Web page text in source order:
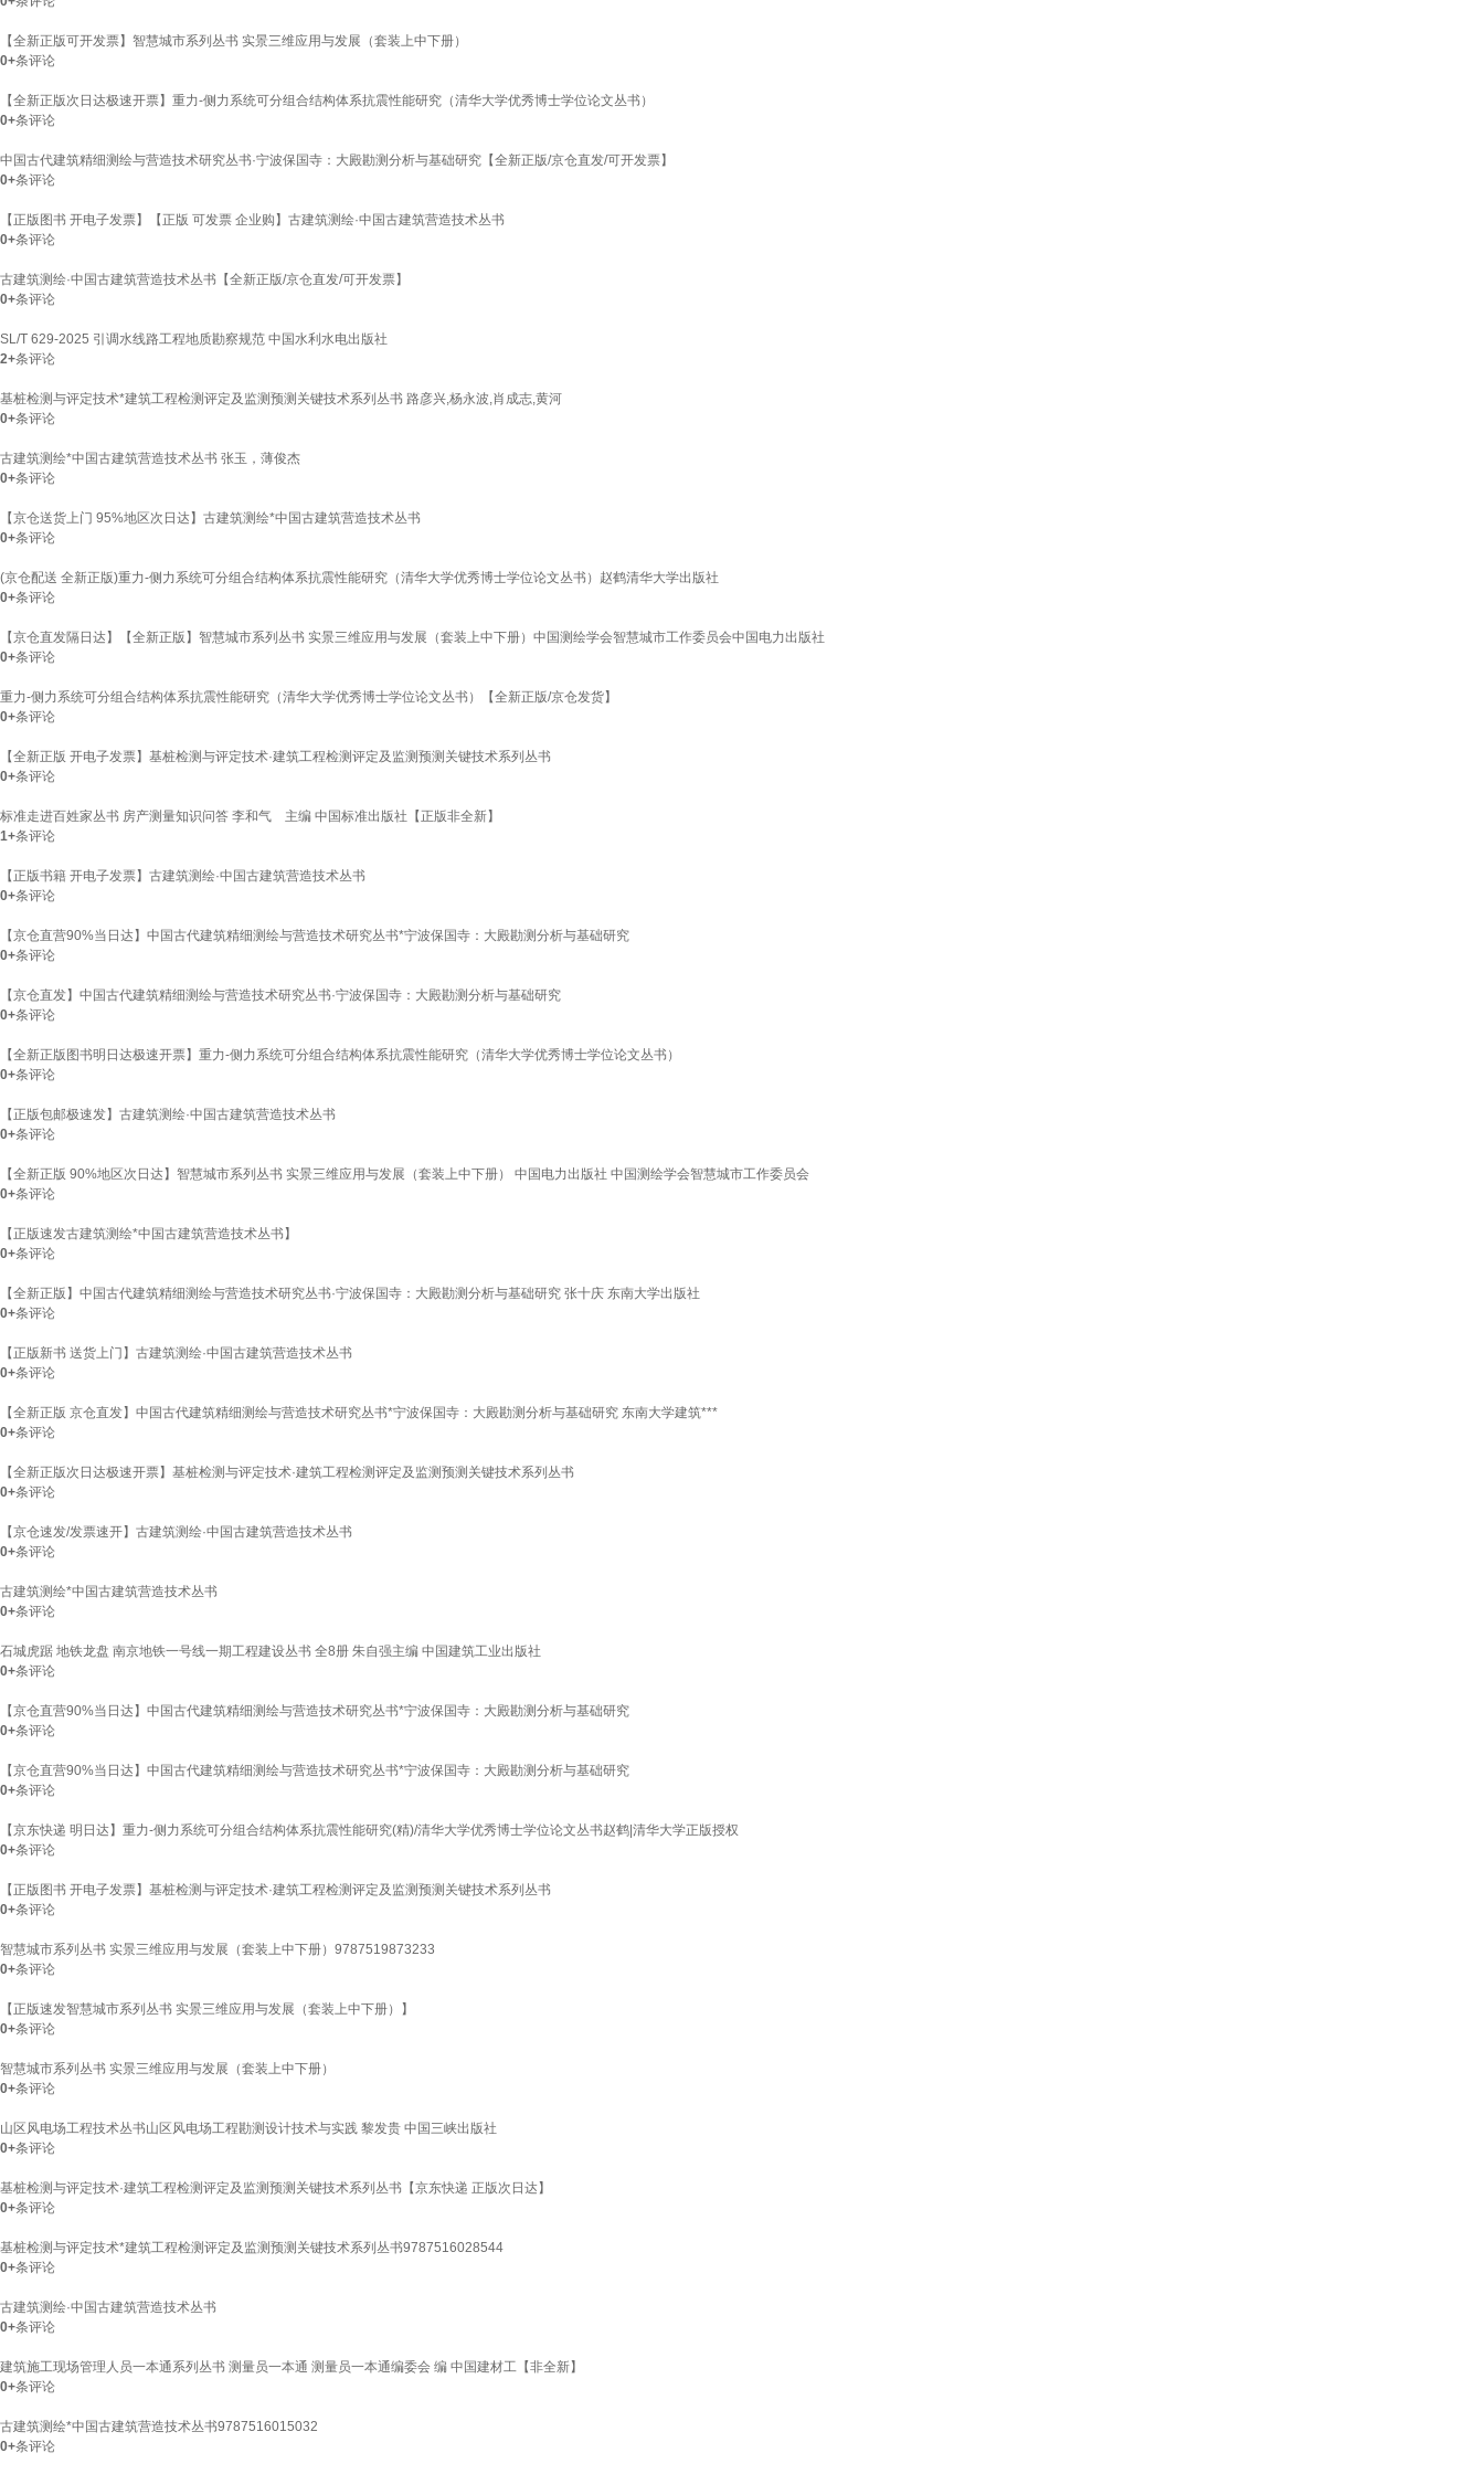
【全新正版可开发票】智慧城市系列丛书 实景三维应用与发展（套装上中下册）
0+条评论
【全新正版次日达极速开票】重力-侧力系统可分组合结构体系抗震性能研究（清华大学优秀博士学位论文丛书）
0+条评论
中国古代建筑精细测绘与营造技术研究丛书·宁波保国寺：大殿勘测分析与基础研究【全新正版/京仓直发/可开发票】
0+条评论
【正版图书 开电子发票】【正版 可发票 企业购】古建筑测绘·中国古建筑营造技术丛书
0+条评论
古建筑测绘·中国古建筑营造技术丛书【全新正版/京仓直发/可开发票】
0+条评论
SL/T 629-2025 引调水线路工程地质勘察规范 中国水利水电出版社
2+条评论
基桩检测与评定技术*建筑工程检测评定及监测预测关键技术系列丛书 路彦兴,杨永波,肖成志,黄河
0+条评论
古建筑测绘*中国古建筑营造技术丛书 张玉，薄俊杰
0+条评论
【京仓送货上门 95%地区次日达】古建筑测绘*中国古建筑营造技术丛书
0+条评论
(京仓配送 全新正版)重力-侧力系统可分组合结构体系抗震性能研究（清华大学优秀博士学位论文丛书）赵鹤清华大学出版社
0+条评论
【京仓直发隔日达】【全新正版】智慧城市系列丛书 实景三维应用与发展（套装上中下册）中国测绘学会智慧城市工作委员会中国电力出版社
0+条评论
重力-侧力系统可分组合结构体系抗震性能研究（清华大学优秀博士学位论文丛书）【全新正版/京仓发货】
0+条评论
【全新正版 开电子发票】基桩检测与评定技术·建筑工程检测评定及监测预测关键技术系列丛书
0+条评论
标准走进百姓家丛书 房产测量知识问答 李和气 主编 中国标准出版社【正版非全新】
1+条评论
【正版书籍 开电子发票】古建筑测绘·中国古建筑营造技术丛书
0+条评论
【京仓直营90%当日达】中国古代建筑精细测绘与营造技术研究丛书*宁波保国寺：大殿勘测分析与基础研究
0+条评论
【京仓直发】中国古代建筑精细测绘与营造技术研究丛书·宁波保国寺：大殿勘测分析与基础研究
0+条评论
【全新正版图书明日达极速开票】重力-侧力系统可分组合结构体系抗震性能研究（清华大学优秀博士学位论文丛书）
0+条评论
【正版包邮极速发】古建筑测绘·中国古建筑营造技术丛书
0+条评论
【全新正版 90%地区次日达】智慧城市系列丛书 实景三维应用与发展（套装上中下册） 中国电力出版社 中国测绘学会智慧城市工作委员会
0+条评论
【正版速发古建筑测绘*中国古建筑营造技术丛书】
0+条评论
【全新正版】中国古代建筑精细测绘与营造技术研究丛书·宁波保国寺：大殿勘测分析与基础研究 张十庆 东南大学出版社
0+条评论
【正版新书 送货上门】古建筑测绘·中国古建筑营造技术丛书
0+条评论
【全新正版 京仓直发】中国古代建筑精细测绘与营造技术研究丛书*宁波保国寺：大殿勘测分析与基础研究 东南大学建筑***
0+条评论
【全新正版次日达极速开票】基桩检测与评定技术·建筑工程检测评定及监测预测关键技术系列丛书
0+条评论
【京仓速发/发票速开】古建筑测绘·中国古建筑营造技术丛书
0+条评论
古建筑测绘*中国古建筑营造技术丛书
0+条评论
石城虎踞 地铁龙盘 南京地铁一号线一期工程建设丛书 全8册 朱自强主编 中国建筑工业出版社
0+条评论
【京仓直营90%当日达】中国古代建筑精细测绘与营造技术研究丛书*宁波保国寺：大殿勘测分析与基础研究
0+条评论
【京仓直营90%当日达】中国古代建筑精细测绘与营造技术研究丛书*宁波保国寺：大殿勘测分析与基础研究
0+条评论
【京东快递 明日达】重力-侧力系统可分组合结构体系抗震性能研究(精)/清华大学优秀博士学位论文丛书赵鹤|清华大学正版授权
0+条评论
【正版图书 开电子发票】基桩检测与评定技术·建筑工程检测评定及监测预测关键技术系列丛书
0+条评论
智慧城市系列丛书 实景三维应用与发展（套装上中下册）9787519873233
0+条评论
【正版速发智慧城市系列丛书 实景三维应用与发展（套装上中下册）】
0+条评论
智慧城市系列丛书 实景三维应用与发展（套装上中下册）
0+条评论
山区风电场工程技术丛书山区风电场工程勘测设计技术与实践 黎发贵 中国三峡出版社
0+条评论
基桩检测与评定技术·建筑工程检测评定及监测预测关键技术系列丛书【京东快递 正版次日达】
0+条评论
基桩检测与评定技术*建筑工程检测评定及监测预测关键技术系列丛书9787516028544
0+条评论
古建筑测绘·中国古建筑营造技术丛书
0+条评论
建筑施工现场管理人员一本通系列丛书 测量员一本通 测量员一本通编委会 编 中国建材工【非全新】
0+条评论
古建筑测绘*中国古建筑营造技术丛书9787516015032
0+条评论